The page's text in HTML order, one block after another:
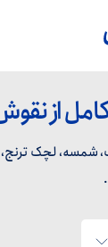
از نقوش
شمسه، لچک